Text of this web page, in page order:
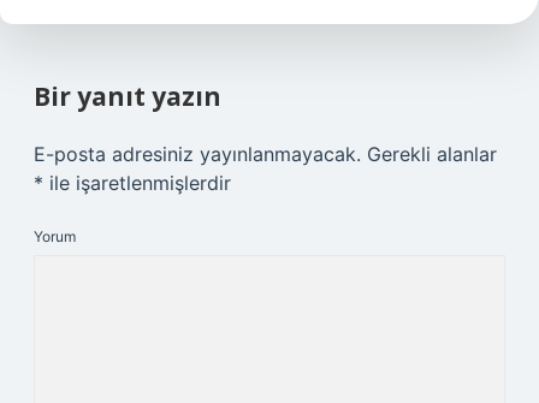
Bir yanıt yazın
E-posta adresiniz yayınlanmayacak. Gerekli alanlar
* ile işaretlenmişlerdir
Yorum